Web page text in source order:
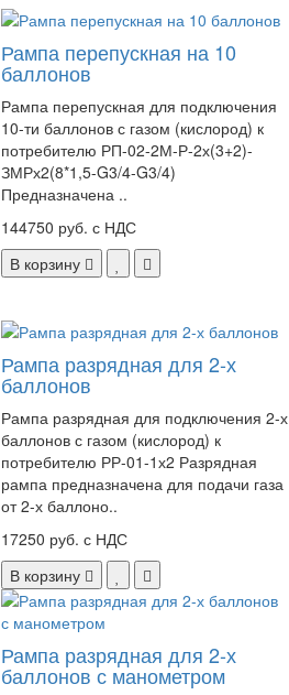
Рампа перепускная на 10
баллонов
Рампа перепускная для подключения
10-ти баллонов с газом (кислород) к
потребителю РП-02-2М-Р-2х(3+2)-
ЗМРх2(8*1,5-G3/4-G3/4)
Предназначена ..
144750 руб. с НДС
В корзину
Рампа разрядная для 2-х
баллонов
Рампа разрядная для подключения 2-х
баллонов с газом (кислород) к
потребителю РР-01-1х2 Разрядная
рампа предназначена для подачи газа
от 2-х баллоно..
17250 руб. с НДС
В корзину
Рампа разрядная для 2-х
баллонов с манометром